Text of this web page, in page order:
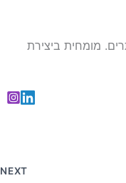
מומחית ביצירת
NEXT